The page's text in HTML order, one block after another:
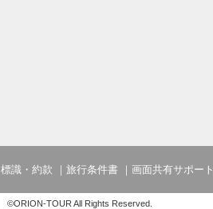
標識・約款 旅行条件書 画面共有サポート
©ORION-TOUR All Rights Reserved.